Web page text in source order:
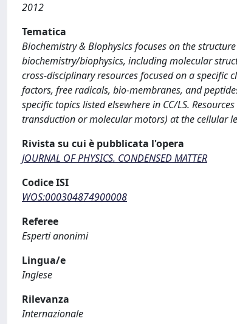
2012
Tematica
Biochemistry & Biophysics focuses on the
biochemistry/biophysics, including molecular
cross-disciplinary resources focused on a specific
factors, free radicals, bio-membranes, and
specific topics listed elsewhere in CC/LS.
transduction or molecular motors) at the cellular
Rivista su cui è pubblicata l'opera
JOURNAL OF PHYSICS. CONDENSED MATTER
Codice ISI
WOS:000304874900008
Referee
Esperti anonimi
Lingua/e
Inglese
Rilevanza
Internazionale